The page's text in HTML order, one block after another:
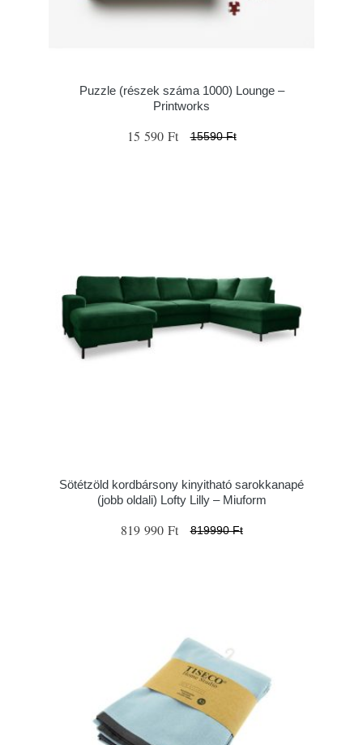
Puzzle (részek száma 1000) Lounge –
Printworks
15 590 Ft 15590 Ft
Sötétzöld kordbársony kinyitható sarokkanapé
(jobb oldali) Lofty Lilly – Miuform
819 990 Ft 819990 Ft